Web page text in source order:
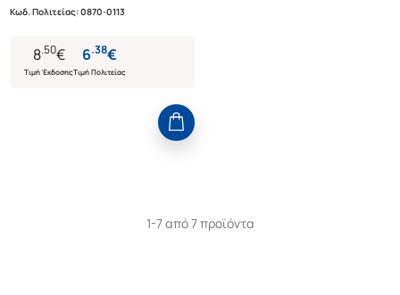
Κωδ. Πολιτείας:0870-0113
8.50€
Τιμή Έκδοσης
6.38€
Τιμή Πολιτείας
1-7 από 7 προϊόντα